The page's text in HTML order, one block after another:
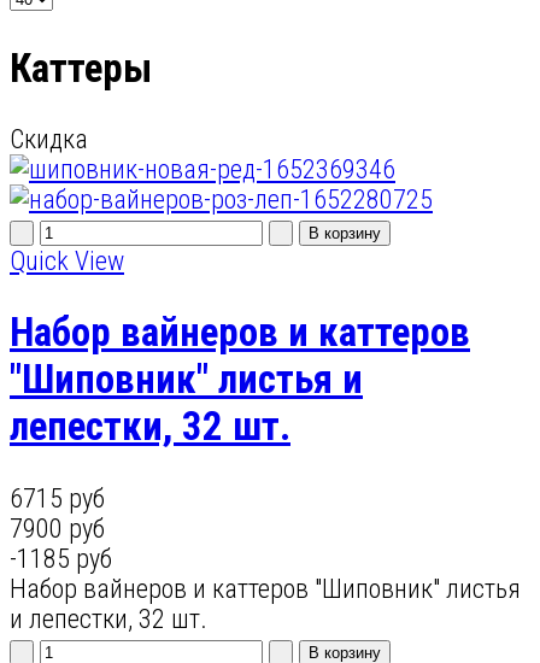
Каттеры
Скидка
Quick View
Набор вайнеров и каттеров
"Шиповник" листья и
лепестки, 32 шт.
6715 руб
7900 руб
-1185 руб
Набор вайнеров и каттеров "Шиповник" листья
и лепестки, 32 шт.